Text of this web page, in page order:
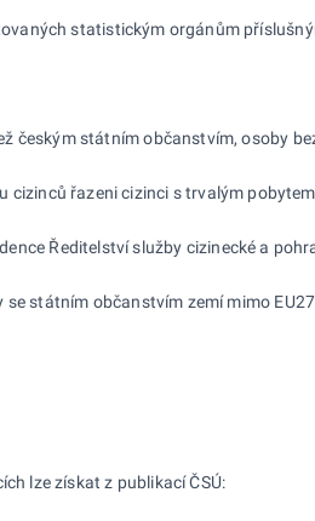
statistickým orgánům
českým státním občanstvím, osoby
cizinců řazeni cizinci strvalým
Ředitelství služby cizinecké a
státním občanstvím zemí mimo
lze získat z publikací ČSÚ: